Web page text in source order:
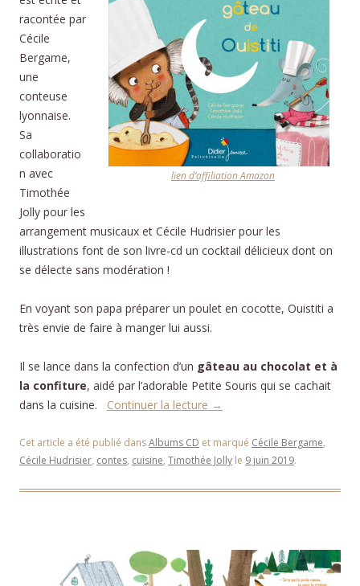
lien d’affiliation Amazon
racontée par
Cécile
Bergame,
une
conteuse
lyonnaise.
Sa
collaboratio
n avec
Timothée
Jolly pour les
arrangement musicaux et Cécile Hudrisier pour les
illustrations font de son livre-cd un cocktail délicieux dont on
se délecte sans modération !
En voyant son papa préparer un poulet en cocotte, Ouistiti a
très envie de faire à manger lui aussi.
Il se lance dans la confection d’un gâteau au chocolat et à
la confiture, aidé par l’adorable Petite Souris qui se cachait
dans la cuisine. Continuer la lecture →
Cet article a été publié dansAlbums CD et marqué Cécile Bergame,
Cécile Hudrisier, contes, cuisine, Timothée Jolly le 9 juin 2019.